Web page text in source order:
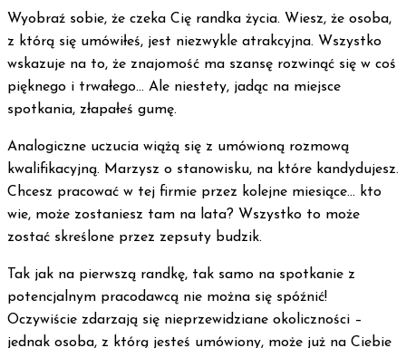
Wyobraź sobie, że czeka Cię randka życia. Wiesz, że osoba,
z którą się umówiłeś, jest niezwykle atrakcyjna. Wszystko
wskazuje na to, że znajomość ma szansę rozwinąć się w coś
pięknego i trwałego… Ale niestety, jadąc na miejsce
spotkania, złapałeś gumę.
Analogiczne uczucia wiążą się z umówioną rozmową
kwalifikacyjną. Marzysz o stanowisku, na które kandydujesz.
Chcesz pracować w tej firmie przez kolejne miesiące… kto
wie, może zostaniesz tam na lata? Wszystko to może
zostać skreślone przez zepsuty budzik.
Tak jak na pierwszą randkę, tak samo na spotkanie z
potencjalnym pracodawcą nie można się spóźnić!
Oczywiście zdarzają się nieprzewidziane okoliczności –
jednak osoba, z którą jesteś umówiony, może już na Ciebie